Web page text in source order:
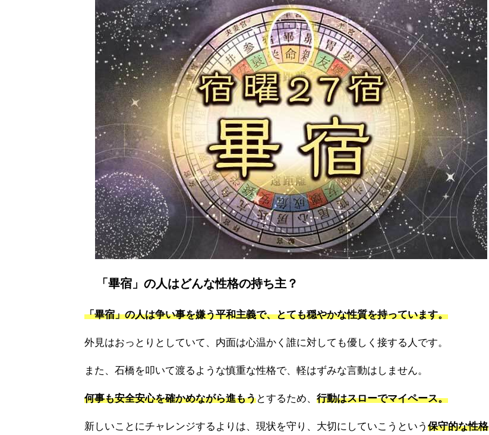
「畢宿」の人はどんな性格の持ち主？
「畢宿」の人は争い事を嫌う平和主義で、とても穏やかな性質を持っています。
外見はおっとりとしていて、内面は心温かく誰に対しても優しく接する人です。
また、石橋を叩いて渡るような慎重な性格で、軽はずみな言動はしません。
何事も安全安心を確かめながら進もうとするため、 行動はスローでマイペース。
新しいことにチャレンジするよりは、現状を守り、大切にしていこうという 保守的な性格